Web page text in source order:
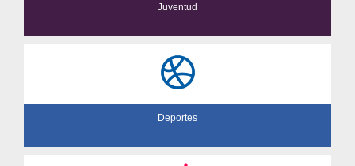
Juventud
Deportes